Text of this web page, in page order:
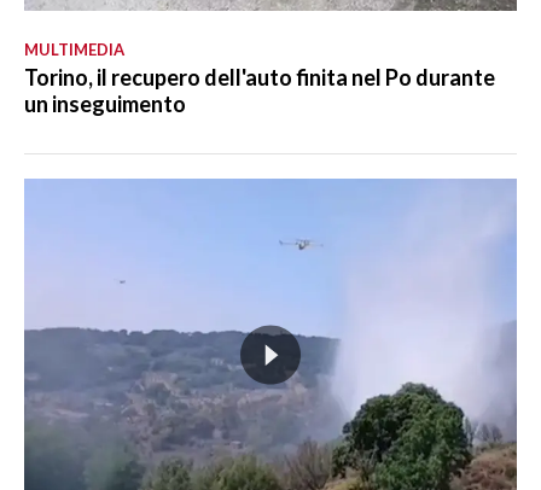
MULTIMEDIA
Torino, il recupero dell'auto finita nel Po durante
un inseguimento